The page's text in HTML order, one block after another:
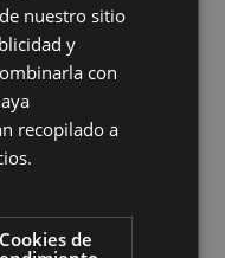
nuestro sitio
y
con
recopilado a
Cookies de